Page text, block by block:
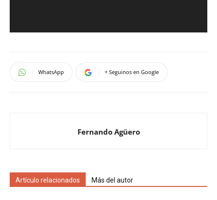
WhatsApp + Seguinos en Google
Fernando Agüero
Artículo relacionados Más del autor